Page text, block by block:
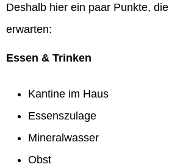
Deshalb hier ein paar Punkte,
erwarten:
Essen & Trinken
Kantine im Haus
Essenszulage
Mineralwasser
Obst